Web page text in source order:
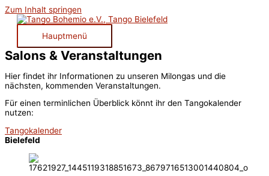
Zum Inhalt springen
Hauptmenü
Salons & Veranstaltungen
Hier findet ihr Informationen zu unseren Milongas und die
nächsten, kommenden Veranstaltungen.
Für einen terminlichen Überblick könnt ihr den Tangokalender
nutzen:
Tangokalender
Bielefeld